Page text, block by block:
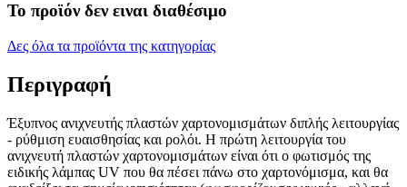
Το προϊόν δεν ειναι διαθέσιμο
Δες όλα τα προϊόντα της κατηγορίας
Περιγραφή
Έξυπνος ανιχνευτής πλαστών χαρτονομισμάτων διπλής λειτουργίας
- ρύθμιση ευαισθησίας και ρολόι. Η πρώτη λειτουργία του
ανιχνευτή πλαστών χαρτονομισμάτων είναι ότι ο φωτισμός της
ειδικής λάμπας UV που θα πέσει πάνω στο χαρτονόμισμα, και θα